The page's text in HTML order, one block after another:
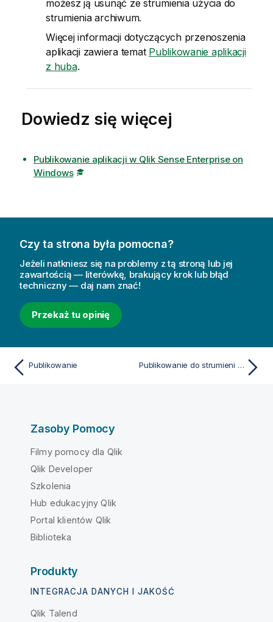
możesz ją usunąć ze strumienia użycia do
strumienia archiwum.
Więcej informacji dotyczących przenoszenia
aplikacji zawiera temat Publikowanie aplikacji
z huba.
Dowiedz się więcej
Publikowanie aplikacji w Qlik Sense Enterprise on
Windows
Czy ta strona była pomocna?
Jeżeli natkniesz się na problemy z tą stroną lub jej
zawartością — literówkę, brakujący krok lub błąd
techniczny — daj nam znać!
Przekaż tu opinię
Publikowanie Publikowanie do strumieni Qlik Sense Enterprise
Zasoby Pomocy
Filmy pomocy dla Qlik
Qlik Developer
Szkolenia
Hub edukacyjny Qlik
Portal klientów Qlik
Biblioteka
Produkty
INTEGRACJA DANYCH I JAKOŚĆ
Qlik Talend